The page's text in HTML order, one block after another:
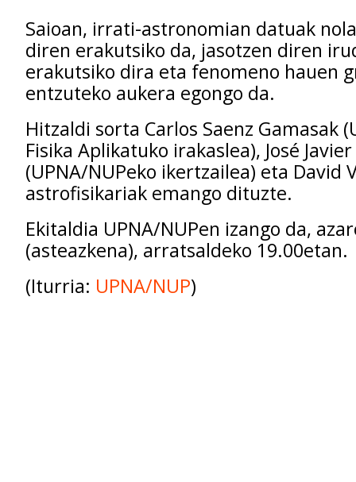
Saioan, irrati-astronomian datuak
diren erakutsiko da, jasotzen diren
erakutsiko dira eta fenomeno hauen
entzuteko aukera egongo da.
Hitzaldi sorta Carlos Saenz Gamasak
Fisika Aplikatuko irakaslea), José
(UPNA/NUPeko ikertzailea) eta David
astrofisikariak emango dituzte.
Ekitaldia UPNA/NUPen izango da,
(asteazkena), arratsaldeko 19.00etan.
(Iturria: UPNA/NUP)